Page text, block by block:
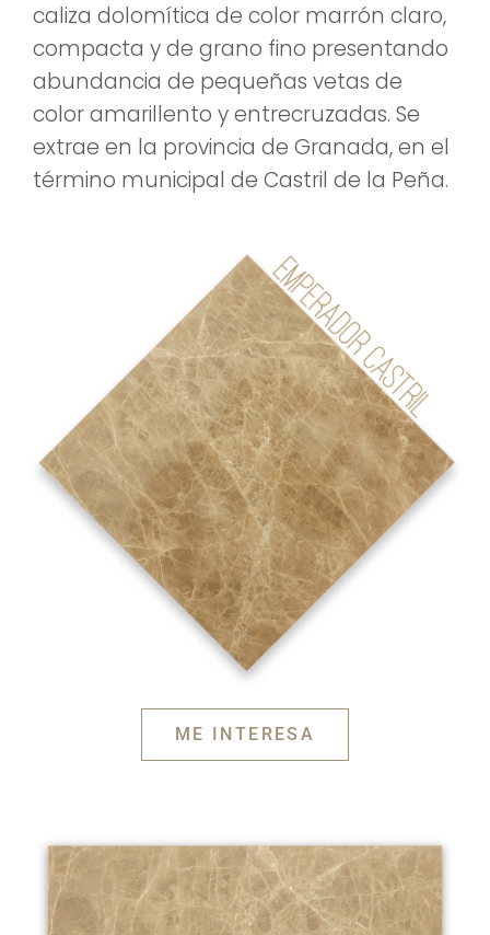
caliza dolomítica de color marrón claro,
compacta y de grano fino presentando
abundancia de pequeñas vetas de
color amarillento y entrecruzadas. Se
extrae en la provincia de Granada, en el
término municipal de Castril de la Peña.
ME INTERESA